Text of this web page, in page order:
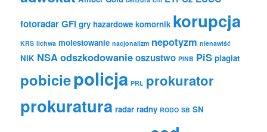
fotoradarGFI gry hazardowe komornik korupcja
KRS lichwa molestowanie nacjonalizm nepotyzm nienawiść
NIK NSA odszkodowanieoszustwo PINB PiS plagiat
pobiciepolicja PRL prokurator
prokuratura radar radny RODO SB SN